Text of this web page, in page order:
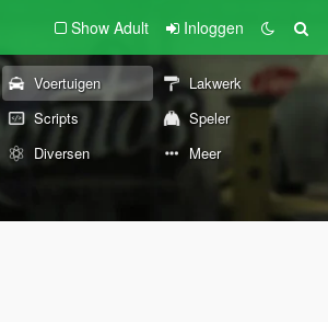
Show Adult Inloggen
Voertuigen
Lakwerk
Scripts
Speler
Diversen Meer